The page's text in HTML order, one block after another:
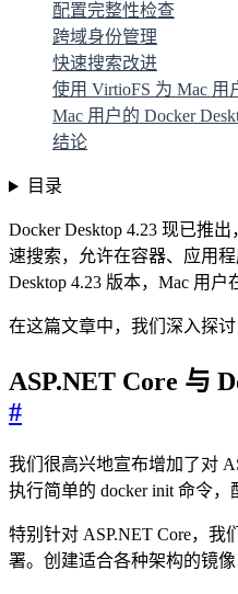
配置完整性检查
跨域身份管理
快速搜索改进
使用 VirtioFS 为 Mac
Mac 用户的 Docker
结论
目录
Docker Desktop 4.23 现已推
速搜索，允许在容器、应用
Desktop 4.23 版本，Mac 用
在这篇文章中，我们深入探讨
ASP.NET Core 与
#
我们很高兴地宣布增加了对
执行简单的 docker init 命令，
特别针对 ASP.NET Core，
署。创建适合各种架构的镜